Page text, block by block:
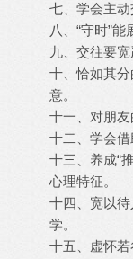
七、学会主
八、“守时”
九、交往要
十、恰如其
意。
十一、对朋友
十二、学会
十三、养成“
心理特征。
十四、宽以待
学。
十五、虚怀